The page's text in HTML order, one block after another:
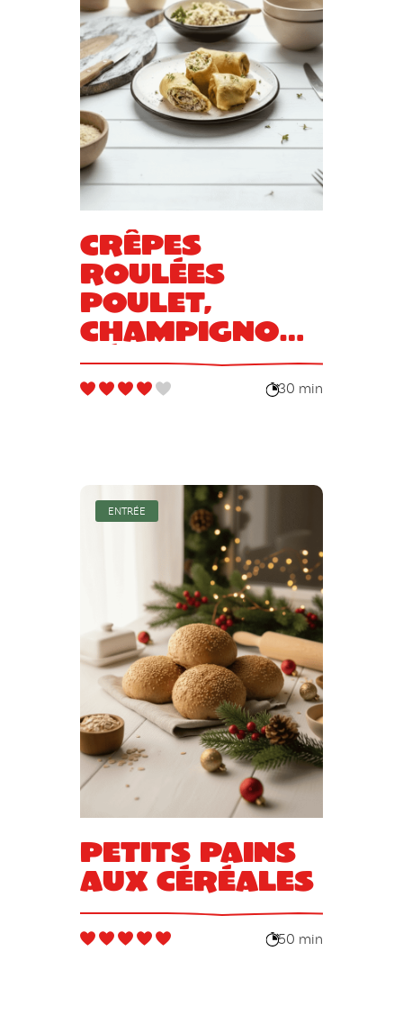
Crêpes
roulées
poulet,
champignons,
béchamel
30 min
ENTRÉE
Petits pains
aux céréales
50 min